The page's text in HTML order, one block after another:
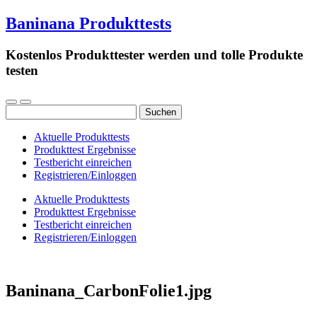
Baninana Produkttests
Kostenlos Produkttester werden und tolle Produkte
testen
nach:
Aktuelle Produkttests
Produkttest Ergebnisse
Testbericht einreichen
Registrieren/Einloggen
Aktuelle Produkttests
Produkttest Ergebnisse
Testbericht einreichen
Registrieren/Einloggen
Baninana_CarbonFolie1.jpg